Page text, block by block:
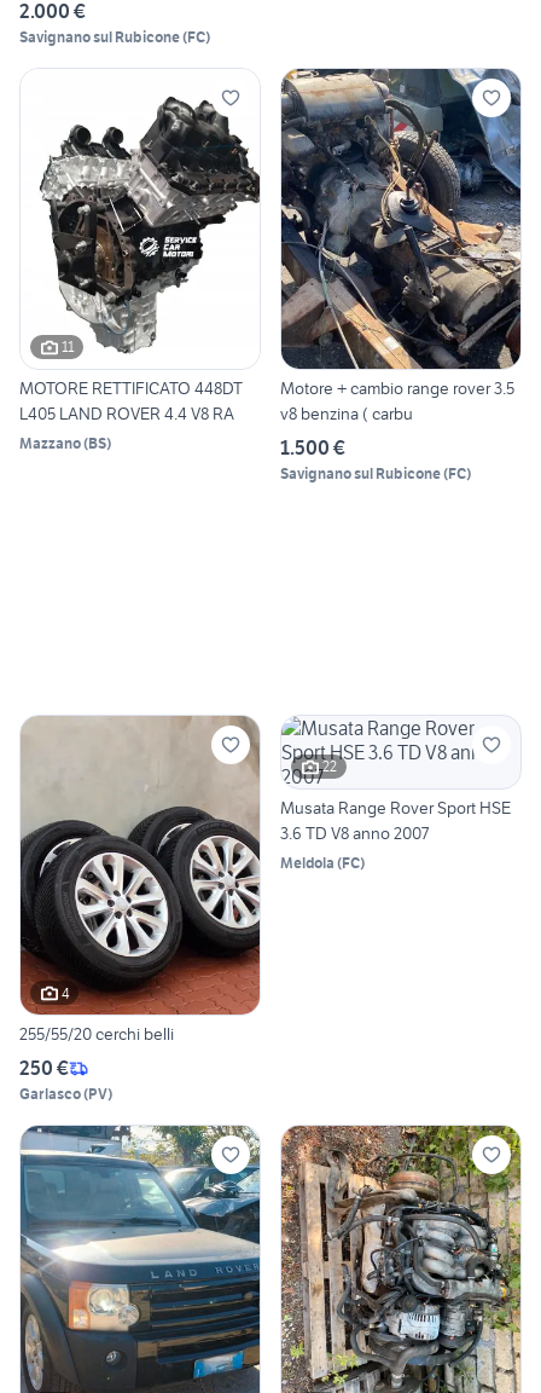
2.000 €
Savignano sul Rubicone(FC)
11
MOTORE RETTIFICATO 448DT
L405 LAND ROVER 4.4 V8 RA
Mazzano(BS)
Motore + cambio range rover 3.5
v8 benzina ( carbu
1.500 €
Savignano sul Rubicone(FC)
4
255/55/20 cerchi belli
250 €
Garlasco(PV)
22
Musata Range Rover Sport HSE
3.6 TD V8 anno 2007
Meldola (FC)